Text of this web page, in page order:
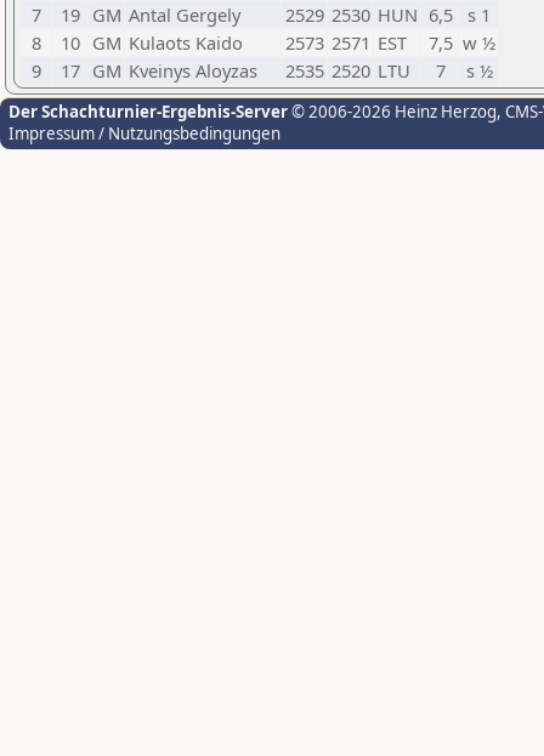
7
19 GM Antal Gergely 2529 2530 HUN 6,5
s 1
8
10 GM Kulaots Kaido 2573 2571 EST 7,5 w ½
9
17 GM Kveinys Aloyzas 2535 2520 LTU 7 s ½
Der Schachturnier-Ergebnis-Server© 2006-2026 Heinz Herzog,
Impressum / Nutzungsbedingungen